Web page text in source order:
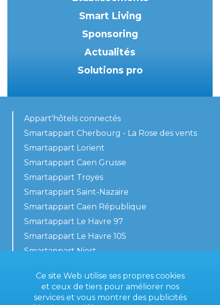
Smart Living
Sponsoring
Actualités
Solutions pro
Appart'hôtels connectés
Smartappart Cherbourg - La Rose des vents
Smartappart Lorient
Smartappart Caen Grusse
Smartappart Troyes
Smartappart Saint-Nazaire
Smartappart Caen République
Smartappart Le Havre 97
Smartappart Le Havre 105
Smartappart Niort
Ce site Web utilise ses propres cookies
et ceux de tiers pour améliorer nos
services et vous montrer des publicités